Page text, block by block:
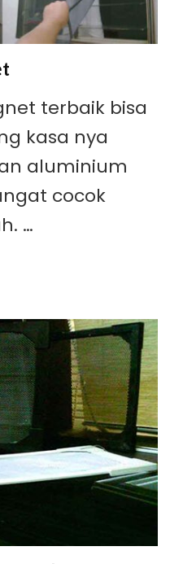
terbaik bisa
kasa nya
aluminium
cocok
…